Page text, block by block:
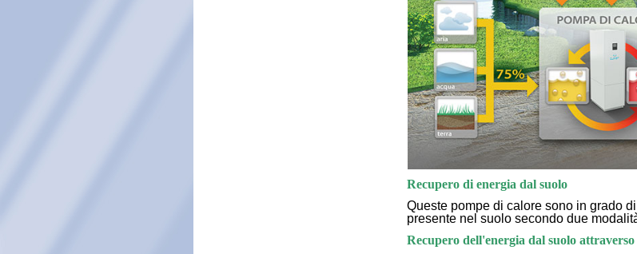
Recupero di energia dal suolo
Queste pompe di calore sono in grado
presente nel suolo secondo due
Recupero dell'energia dal suolo